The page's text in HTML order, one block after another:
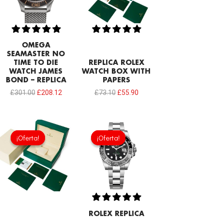
OMEGA
SEAMASTER NO
TIME TO DIE
WATCH JAMES
BOND – REPLICA
£301.00 £208.12
REPLICA ROLEX
WATCH BOX WITH
PAPERS
£73.10 £55.90
¡Oferta!
¡Oferta!
El
precio
original
era:
£73.10.
El
precio
actual
es:
£47.30.
¡Oferta!
¡Oferta!
ROLEX REPLICA